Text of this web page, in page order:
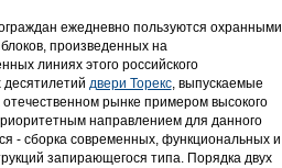
ежедневно пользуются охранными
произведенных на
линиях этого российского
десятилетий двери Торекс, выпускаемые
рынке примером высокого
направлением для данного
- сборка современных, функциональных и
запирающегося типа. Порядка двух